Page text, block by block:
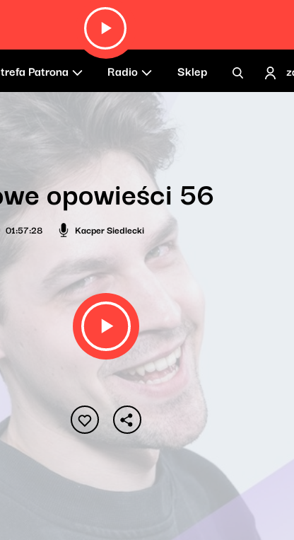
Patrona Radio Sklep
opowieści 56
01:57:28 Kacper Siedlecki